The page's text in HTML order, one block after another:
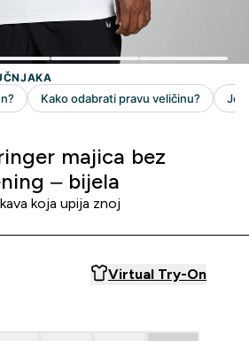
majica bez
– bijela
koja upija znoj
Virtual Try-On